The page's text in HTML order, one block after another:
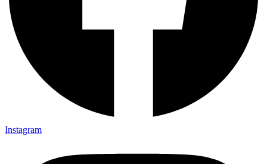
Instagram